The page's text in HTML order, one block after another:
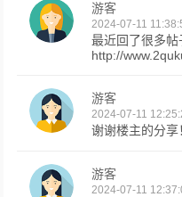
游客
2024-07-11
最近回了很多帖
http://
游客
2024-07-11
谢谢楼主的分
游客
2024-07-11